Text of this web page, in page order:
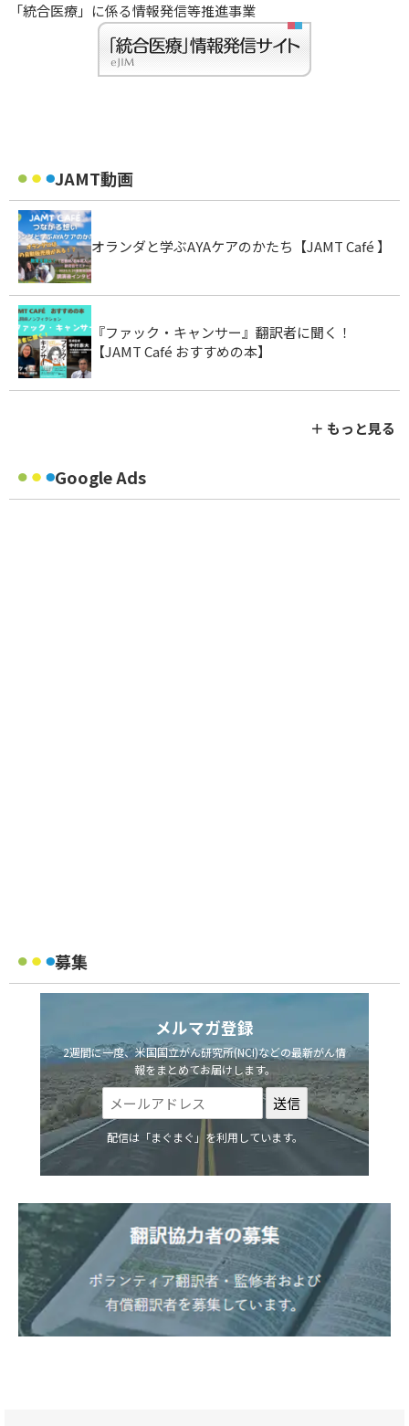
「統合医療」に係る情報発信等推進事業
JAMT動画
オランダと学ぶAYAケアのかたち【JAMT Café 】
『ファック・キャンサー』翻訳者に聞く！
【JAMT Café おすすめの本】
＋ もっと見る
Google Ads
募集
メルマガ登録
2週間に一度、米国国立がん研究所(NCI)などの最新がん情
報をまとめてお届けします。
配信は「まぐまぐ」を利用しています。